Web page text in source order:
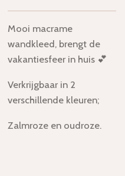
Mooi macrame
wandkleed, brengt de
vakantiesfeer in huis 💕
Verkrijgbaar in 2
verschillende kleuren;
Zalmroze en oudroze.